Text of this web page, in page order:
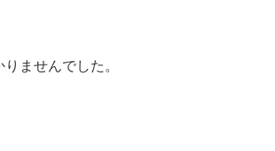
ませんでした。